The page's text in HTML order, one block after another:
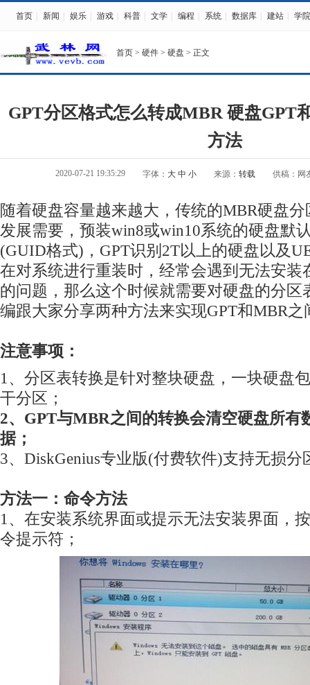
首页 新闻 娱乐 游戏 科普 文学 编程 系统 数据库 建站 学院
首页 > 硬件 > 硬盘 > 正文
GPT分区格式怎么转成MBR 硬盘GPT
方法
2020-07-21 19:35:29 字体： 大 中 小 来源： 转载 供稿：网
随着硬盘容量越来越大，传统的MBR硬盘
发展需要，预装win8或win10系统的硬盘默
(GUID格式)，GPT识别2T以上的硬盘以及
在对系统进行重装时，经常会遇到无法安装
的问题，那么这个时候就需要对硬盘的分区
编跟大家分享两种方法来实现GPT和MBR之
注意事项：
1、分区表转换是针对整块硬盘，一块硬盘
干分区；
2、GPT与MBR之间的转换会清空硬盘所有
据；
3、DiskGenius专业版(付费软件)支持无损分
方法一：命令方法
1、在安装系统界面或提示无法安装界面，
令提示符；